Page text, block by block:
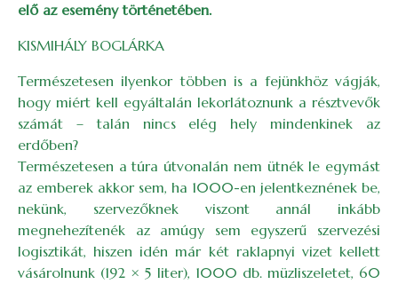
elő az esemény történetében.
KISMIHÁLY BOGLÁRKA
Természetesen ilyenkor többen is a fejünkhöz vágják,
hogy miért kell egyáltalán lekorlátoznunk a résztvevők
számát – talán nincs elég hely mindenkinek az
erdőben?
Természetesen a túra útvonalán nem ütnék le egymást
az emberek akkor sem, ha 1000-en jelentkeznének be,
nekünk, szervezőknek viszont annál inkább
megnehezítenék az amúgy sem egyszerű szervezési
logisztikát, hiszen idén már két raklapnyi vizet kellett
vásárolnunk (192 × 5 liter), 1000 db. müzliszeletet, 60